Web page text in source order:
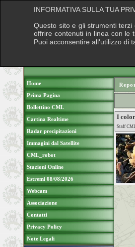
Home
Prima Pagina
Bollettino CML
Cartina Realtime
Radar precipitazioni
Immagini dal Satellite
CML_robot
Stazioni Online
Estremi 08/08/2026
Webcam
Associazione
Contatti
Privacy Policy
Note Legali
I
Staff
INFORMATIVA SULLA TUA
Questo sito e gli strumenti
offrire contenuti in linea con le
Puoi acconsentire all'utilizzo di